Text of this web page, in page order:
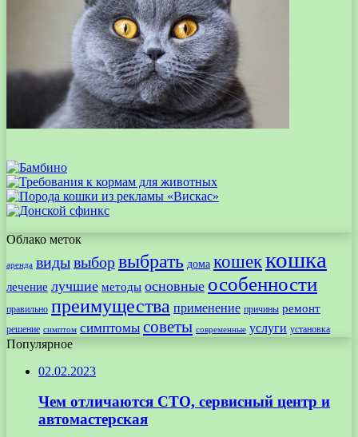
Облако меток
аренда видывыборвыбрать дома кошеккошка
лечение лучшие методы основные особенности
правильно преимущества применение причины ремонт
решение симптом симптомы советы современные услуги установка
Популярное
02.02.2023
Чем отличаются СТО, сервисный центр и
автомастерская